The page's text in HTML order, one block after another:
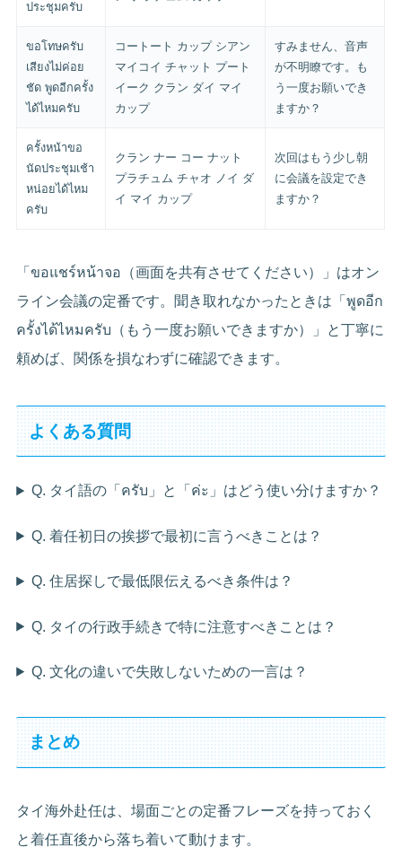
ประชุมครับ
ขอโทษครับ
เสียงไม่ค่อย
ชัด พูดอีกครั้ง
ได้ไหมครับ
コートート カップ シアン
マイコイ チャット プート
イーク クラン ダイ マイ
カップ
すみません、音声
が不明瞭です。も
う一度お願いでき
ますか？
ครั้งหน้าขอ
นัดประชุมเช้า
หน่อยได้ไหม
ครับ
クラン ナー コー ナット
プラチュム チャオ ノイ ダ
イ マイ カップ
次回はもう少し朝
に会議を設定でき
ますか？
「ขอแชร์หน้าจอ（画面を共有させてください）」はオン
ライン会議の定番です。聞き取れなかったときは「พูดอีก
ครั้งได้ไหมครับ（もう一度お願いできますか）」と丁寧に
頼めば、関係を損なわずに確認できます。
よくある質問
Q. タイ語の「ครับ」と「ค่ะ」はどう使い分けますか？
Q. 着任初日の挨拶で最初に言うべきことは？
Q. 住居探しで最低限伝えるべき条件は？
Q. タイの行政手続きで特に注意すべきことは？
Q. 文化の違いで失敗しないための一言は？
まとめ
タイ海外赴任は、場面ごとの定番フレーズを持っておく
と着任直後から落ち着いて動けます。